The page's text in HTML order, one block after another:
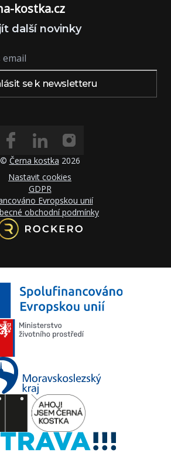
kostka.cz
další novinky
se k newsletteru
© Černa kostka 2026
Nastavit cookies
GDPR
Evropskou unií
obchodní podmínky